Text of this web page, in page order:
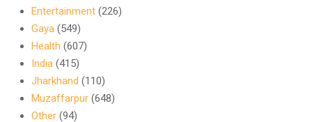
Entertainment (226)
Gaya (549)
Health (607)
India (415)
Jharkhand (110)
Muzaffarpur (648)
Other (94)